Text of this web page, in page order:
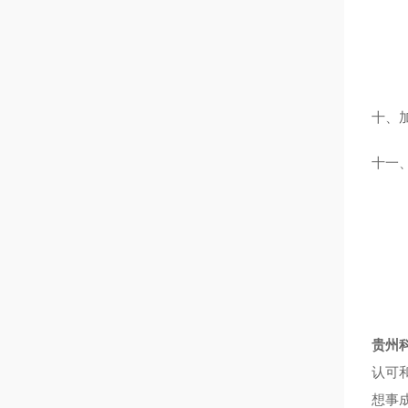
十、
十一
贵州
认可
想事